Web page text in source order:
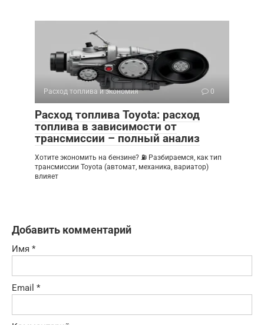
Расход топлива и экономия 0
Расход топлива Toyota: расход
топлива в зависимости от
трансмиссии – полный анализ
Хотите экономить на бензине? ⛽ Разбираемся, как тип
трансмиссии Toyota (автомат, механика, вариатор)
влияет
Добавить комментарий
Имя *
Email *